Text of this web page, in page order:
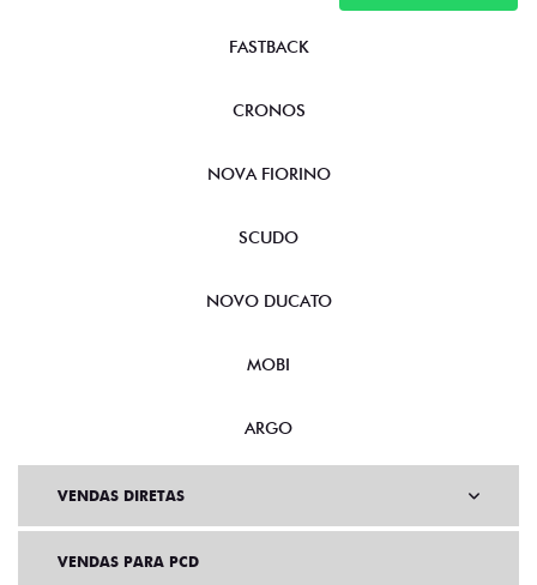
FASTBACK
CRONOS
NOVA FIORINO
SCUDO
NOVO DUCATO
MOBI
ARGO
VENDAS DIRETAS
VENDAS PARA PCD